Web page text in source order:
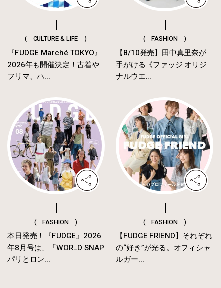
( CULTURE & LIFE )
『FUDGE Marché TOKYO』
2026年も開催決定！古着や
フリマ、ハ...
( FASHION )
【8/10発売】田中真里奈が
手がける《ファッジ オリジ
ナルウエ...
( FASHION )
本日発売！『FUDGE』2026
年8月号は、「WORLD SNAP
パリとロン...
( FASHION )
【FUDGE FRIEND】それぞれ
の“好き”が光る。オフィシャ
ルガー...